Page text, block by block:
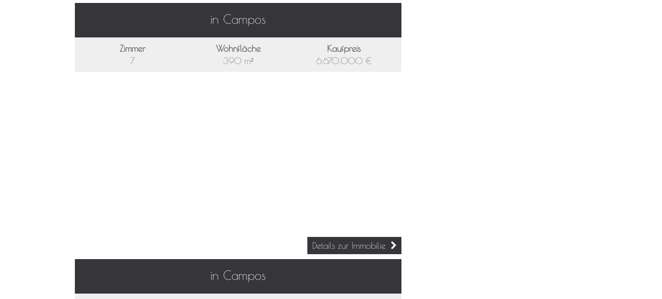
in Campos
Zimmer
7
Wohnfläche
390 m²
Kaufpreis
6.670.000 €
Details zur Immobilie
in Campos